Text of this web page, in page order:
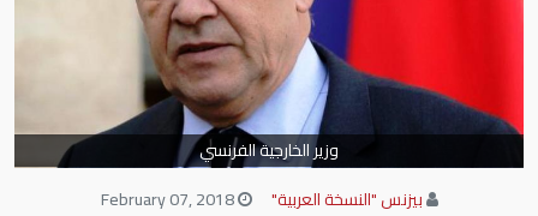
وزير الخارجية الفرنسي
بيزنس "النسخة العربية"
February 07, 2018